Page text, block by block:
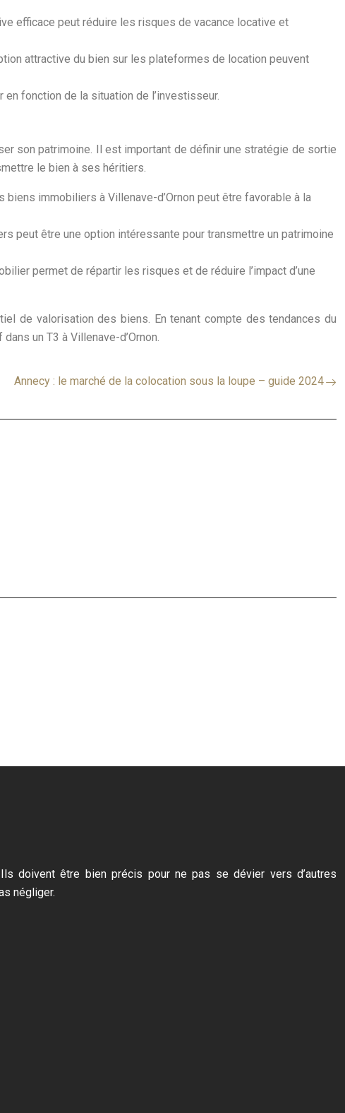
efficace peut réduire les risques de vacance locative et
attractive du bien sur les plateformes de location peuvent
fonction de la situation de l’investisseur.
son patrimoine. Il est important de définir une stratégie de sortie
le bien à ses héritiers.
immobiliers à Villenave-d’Ornon peut être favorable à la
peut être une option intéressante pour transmettre un patrimoine
permet de répartir les risques et de réduire l’impact d’une
de valorisation des biens. En tenant compte des tendances du
un T3 à Villenave-d’Ornon.
Annecy : le marché de la colocation sous la loupe – guide 2024
doivent être bien précis pour ne pas se dévier vers d’autres
négliger.